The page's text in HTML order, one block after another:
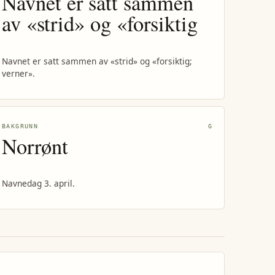
av «strid» og «forsiktig
Navnet er satt sammen av «strid» og «forsiktig;
verner».
BAKGRUNN G
Norrønt
Navnedag 3. april.